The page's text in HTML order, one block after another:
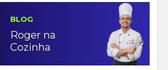
BLOG
Roger na
Cozinha